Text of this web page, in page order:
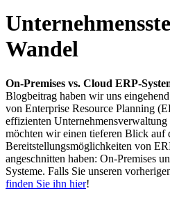
Wandel
On-Premises vs. Cloud ERP-
Blogbeitrag haben wir uns
von Enterprise Resource Planning
effizienten Unternehmensverwaltung
möchten wir einen tieferen Blick auf
Bereitstellungsmöglichkeiten von
angeschnitten haben: On-Premises
Systeme. Falls Sie unseren
finden Sie ihn hier!